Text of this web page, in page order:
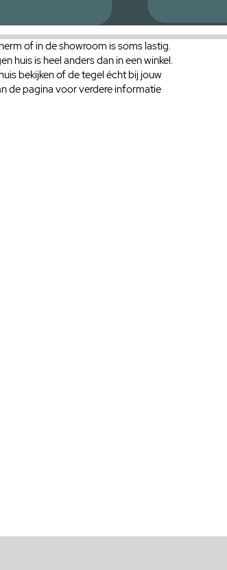
of in de showroom is soms lastig.
huis is heel anders dan in een winkel.
bekijken of de tegel écht bij jouw
de pagina voor verdere informatie